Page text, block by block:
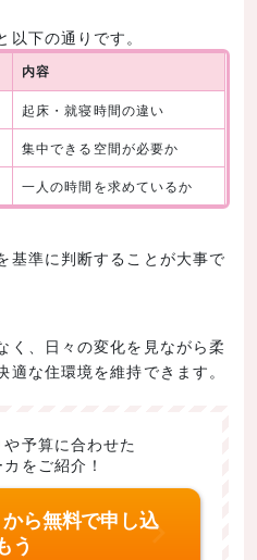
下の通りです。
内容
起床・就寝時間の違い
集中できる空間が必要か
一人の時間を求めているか
基準に判断することが大事で
く、日々の変化を見ながら柔
な住環境を維持できます。
予算に合わせた
をご紹介！
から無料で申し込
う